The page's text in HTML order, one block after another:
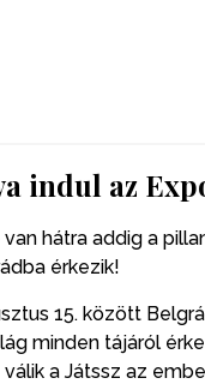
indul az
hátra addig a
érkezik!
15. között
minden tájáról
a Játssz az